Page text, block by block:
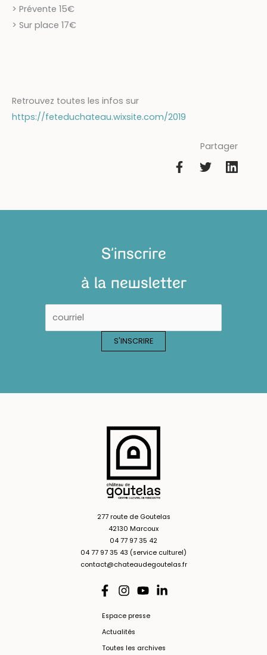
> Prévente 15€
> Sur place 17€
Retrouvez toutes les infos sur
https://feteduchateau.wixsite.com/2019
Partager
S'inscrire
à la newsletter
277 route de Goutelas
42130 Marcoux
04 77 97 35 42
04 77 97 35 43 (service culturel)
contact@chateaudegoutelas.fr
Espace presse
Actualités
Toutes les archives